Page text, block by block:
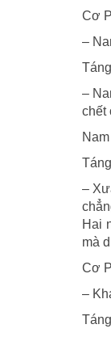
Cơ
–
–
chết
–
Hai
mà
Cơ
–